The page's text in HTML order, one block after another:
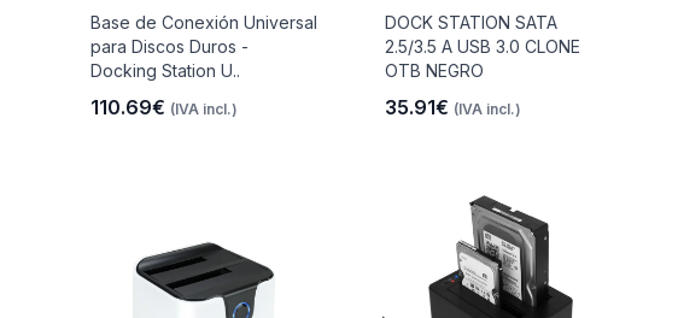
Base de Conexión Universal
para Discos Duros -
Docking Station U..
110.69€ (IVA incl.)
DOCK STATION SATA
2.5/3.5 A USB 3.0 CLONE
OTB NEGRO
35.91€ (IVA incl.)